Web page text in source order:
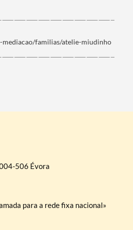
mediacao/familias/atelie-miudinho
506 Évora
para a rede fixa nacional»